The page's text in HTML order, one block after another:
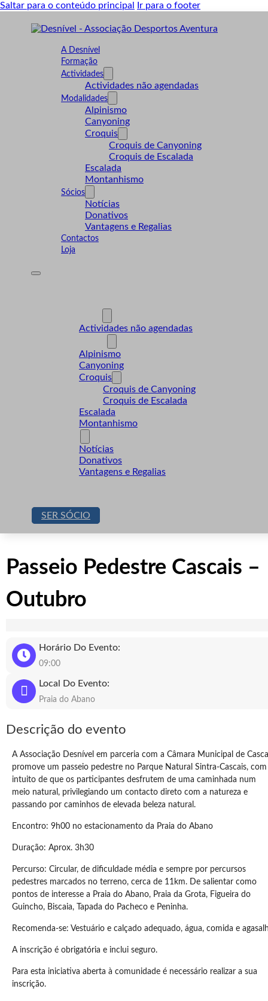
Saltar para o conteúdo principal Ir para o footer
A Desnível
Formação
Actividades
Actividades não agendadas
Modalidades
Alpinismo
Canyoning
Croquis
Croquis de Canyoning
Croquis de Escalada
Escalada
Montanhismo
Sócios
Notícias
Donativos
Vantagens e Regalias
Contactos
Loja
Actividades não agendadas
Alpinismo
Canyoning
Croquis
Croquis de Canyoning
Croquis de Escalada
Escalada
Montanhismo
Notícias
Donativos
Vantagens e Regalias
SER SÓCIO
Passeio Pedestre Cascais –
Outubro
Horário Do Evento:
09:00
Local Do Evento:
Praia do Abano
Descrição do evento
A Associação Desnível em parceria com a Câmara Municipal de
promove um passeio pedestre no Parque Natural Sintra-Cascais,
intuito de que os participantes desfrutem de uma caminhada num
meio natural, privilegiando um contacto direto com a natureza e
passando por caminhos de elevada beleza natural.
Encontro: 9h00 no estacionamento da Praia do Abano
Duração: Aprox. 3h30
Percurso: Circular, de dificuldade média e sempre por percursos
pedestres marcados no terreno, cerca de 11km. De salientar como
pontos de interesse a Praia do Abano, Praia da Grota, Figueira do
Guincho, Biscaia, Tapada do Pacheco e Peninha.
Recomenda-se: Vestuário e calçado adequado, água, comida e
A inscrição é obrigatória e inclui seguro.
Para esta iniciativa aberta à comunidade é necessário realizar a sua
inscrição.